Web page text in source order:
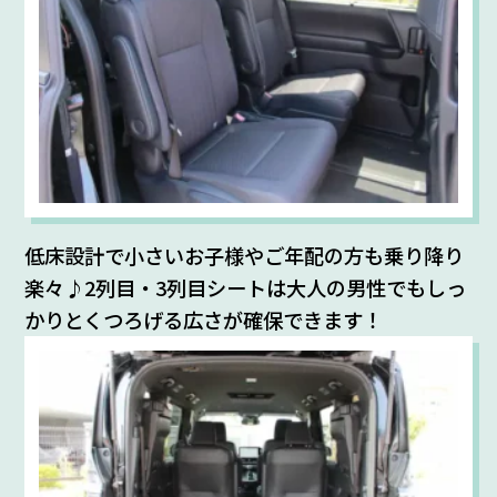
低床設計で小さいお子様やご年配の方も乗り降り
楽々♪2列目・3列目シートは大人の男性でもしっ
かりとくつろげる広さが確保できます！